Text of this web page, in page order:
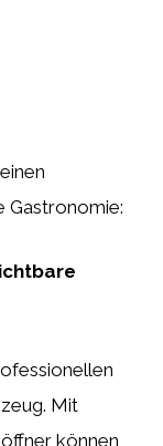
Gastronomie:
Mit
können